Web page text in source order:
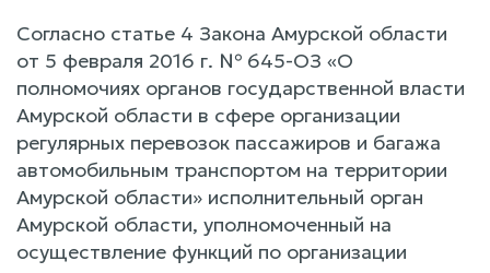
Согласно статье 4 Закона Амурской области
от 5 февраля 2016 г. № 645-ОЗ «О
полномочиях органов государственной власти
Амурской области в сфере организации
регулярных перевозок пассажиров и багажа
автомобильным транспортом на территории
Амурской области» исполнительный орган
Амурской области, уполномоченный на
осуществление функций по организации